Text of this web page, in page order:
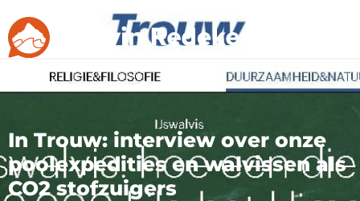
In Trouw: interview over onze
poolexpedities en walvissen als
CO2 stofzuigers